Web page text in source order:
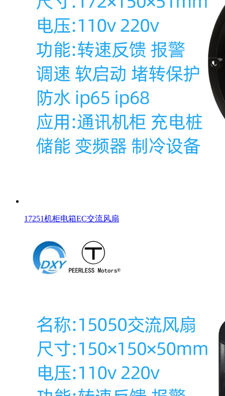
17251机柜电箱EC交流风扇